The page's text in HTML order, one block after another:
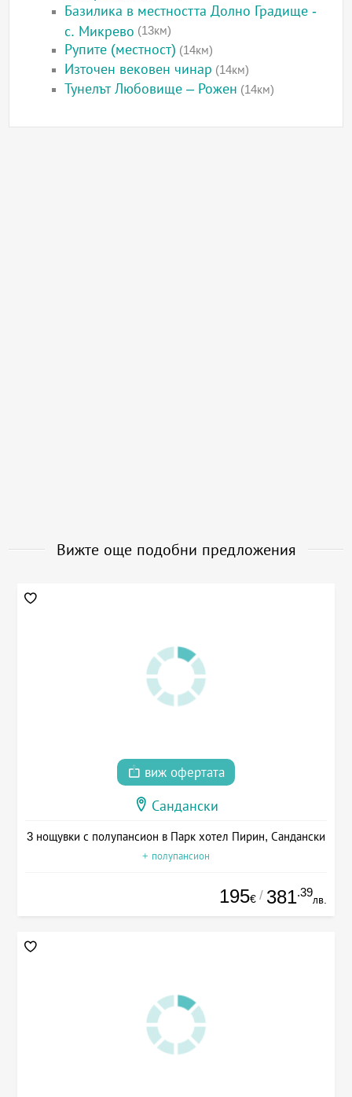
Базилика в местността Долно Градище -
с. Микрево (13км)
Рупите (местност) (14км)
Източен вековен чинар (14км)
Тунелът Любовище – Рожен (14км)
Вижте още подобни предложения
виж офертата
Сандански
3 нощувки с полупансион в Парк хотел Пирин, Сандански
+ полупансион
195€ / 381.39
лв.